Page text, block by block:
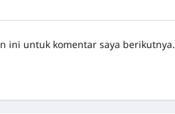
ini untuk komentar saya berikutnya.